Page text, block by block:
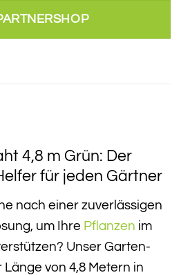
4,8 m Grün: Der
für jeden Gärtner
nach einer zuverlässigen
um Ihre Pflanzen im
Unser Garten-
von 4,8 Metern in